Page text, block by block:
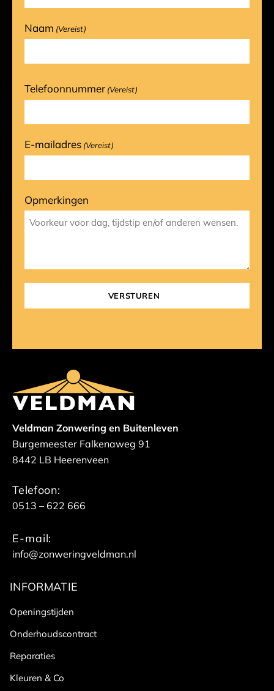
Naam (Vereist)
Telefoonnummer (Vereist)
E-mailadres (Vereist)
Opmerkingen
Veldman Zonwering en Buitenleven
Burgemeester Falkenaweg 91
8442 LB Heerenveen
Telefoon:
0513 – 622 666
E-mail:
info@zonweringveldman.nl
INFORMATIE
Openingstijden
Onderhoudscontract
Reparaties
Kleuren & Co